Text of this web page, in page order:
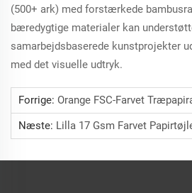
(500+ ark) med forstærkede
bæredygtige materialer kan
samarbejdsbaserede kunstprojekter
med det visuelle udtryk.
Forrige: Orange FSC-Farvet Træpapirark:
Næste: Lilla 17 Gsm Farvet